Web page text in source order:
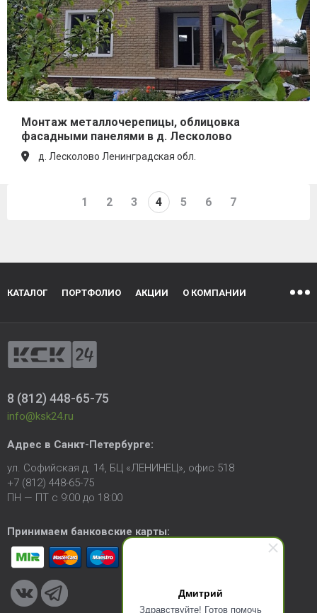
Дмитрий
Здравствуйте! Готов помочь
Монтаж металлочерепицы, облицовка
фасадными панелями в д. Лесколово
д. Лесколово Ленинградская обл.
1 2 3 4 5 6 7
КАТАЛОГ ПОРТФОЛИО АКЦИИ О КОМПАНИИ
8 (812) 448-65-75
info@ksk24.ru
Адрес в Санкт-Петербурге:
ул. Софийская д. 14, БЦ «ЛЕНИНЕЦ», офис 518
+7 (812) 448-65-75
ПН — ПТ с 9:00 до 18:00
Принимаем банковские карты: